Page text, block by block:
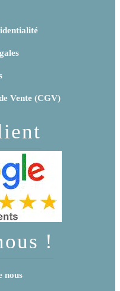
Vente (CGV)
!
nous